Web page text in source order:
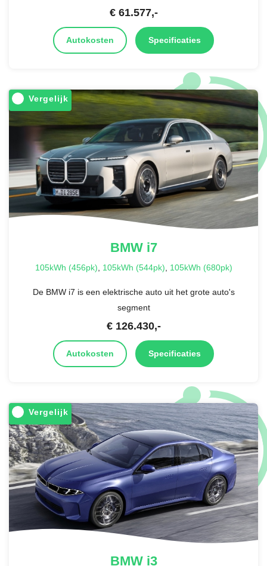
€ 61.577,-
Autokosten Specificaties
Vergelijk
BMWi7
105kWh (456pk), 105kWh (544pk), 105kWh (680pk)
De BMW i7 is een elektrische auto uit het grote auto's
segment
€ 126.430,-
Autokosten Specificaties
Vergelijk
BMWi3